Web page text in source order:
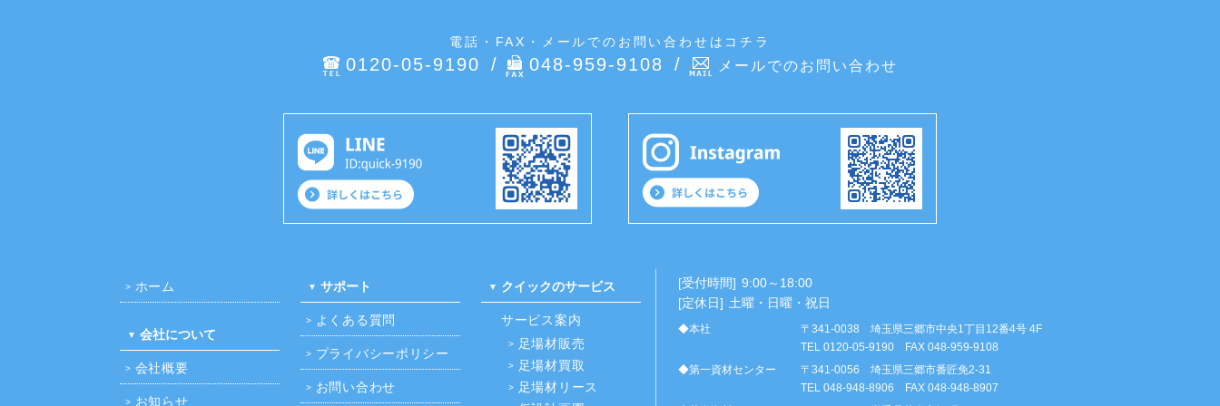
電話・FAX・メールでのお問い合わせはコチラ
0120-05-9190 048-959-9108 メールでのお問い合わせ
ホーム
会社について
会社概要
お知らせ
サポート
よくある質問
プライバシーポリシー
お問い合わせ
クイックのサービス
サービス案内
足場材販売
足場材買取
足場材リース
[受付時間] 9:00～18:00
[定休日] 土曜・日曜・祝日
◆本社
〒341-0038 埼玉県三郷市中央1丁目12番4号 4F
TEL 0120-05-9190 FAX 048-959-9108
◆第一資材センター
〒341-0056 埼玉県三郷市番匠免2-31
TEL 048-948-8906 FAX 048-948-8907